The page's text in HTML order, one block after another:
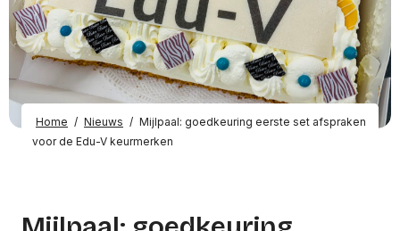
Home / Nieuws / Mijlpaal: goedkeuring eerste set afspraken
voor de Edu-V keurmerken